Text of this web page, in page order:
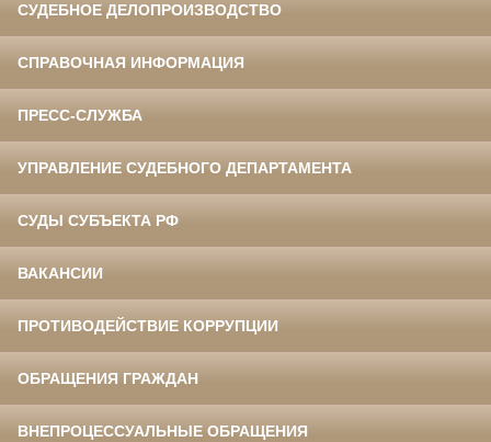
СУДЕБНОЕ ДЕЛОПРОИЗВОДСТВО
СПРАВОЧНАЯ ИНФОРМАЦИЯ
ПРЕСС-СЛУЖБА
УПРАВЛЕНИЕ СУДЕБНОГО ДЕПАРТАМЕНТА
СУДЫ СУБЪЕКТА РФ
ВАКАНСИИ
ПРОТИВОДЕЙСТВИЕ КОРРУПЦИИ
ОБРАЩЕНИЯ ГРАЖДАН
ВНЕПРОЦЕССУАЛЬНЫЕ ОБРАЩЕНИЯ